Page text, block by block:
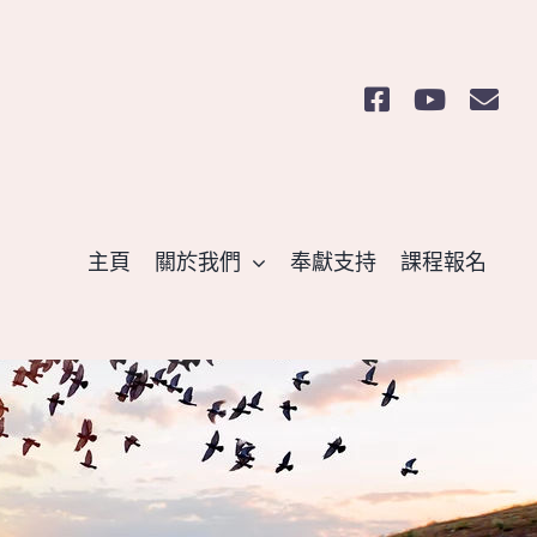
主頁 關於我們 奉獻支持 課程報名